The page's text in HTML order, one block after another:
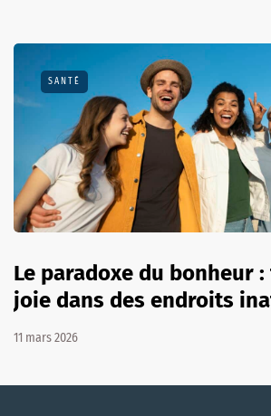
SANTÉ
Le paradoxe du bonheur
joie dans des endroits
11 mars 2026